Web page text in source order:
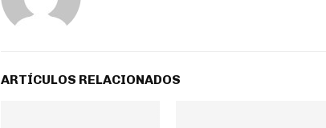
ARTÍCULOS RELACIONADOS